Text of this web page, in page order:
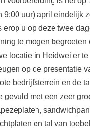
9:00 uur) april eindelijk
erop u op deze twee
te mogen begroeten
locatie in Heidweiler te
op de presentatie
bedrijfsterrein en de
gevuld met een zeer
en tal van